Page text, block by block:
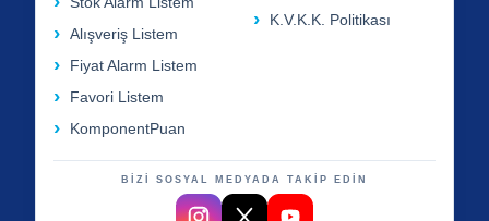
Alışveriş Listem
Fiyat Alarm Listem
Favori Listem
KomponentPuan
K.V.K.K. Politikası
BİZİ SOSYAL MEDYADA TAKİP EDİN